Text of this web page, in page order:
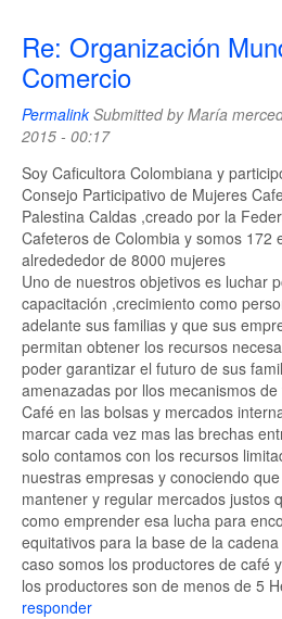
Re: Organización
Comercio
PermalinkSubmitted byMaría
2015 - 00:17
Soy Caficultora Colombiana y
Consejo Participativo de Mujeres
Palestina Caldas ,creado por la
Cafeteros de Colombia y somos 172
alredededor de 8000 mujeres
Uno de nuestros objetivos es luchar
capacitación ,crecimiento como
adelante sus familias y que sus
permitan obtener los recursos
poder garantizar el futuro de sus
amenazadas por llos mecanismos
Café en las bolsas y mercados
marcar cada vez mas las brechas
solo contamos con los recursos
nuestras empresas y conociendo
mantener y regular mercados justos
como emprender esa lucha para
equitativos para la base de la
caso somos los productores de café
los productores son de menos de 5
responder